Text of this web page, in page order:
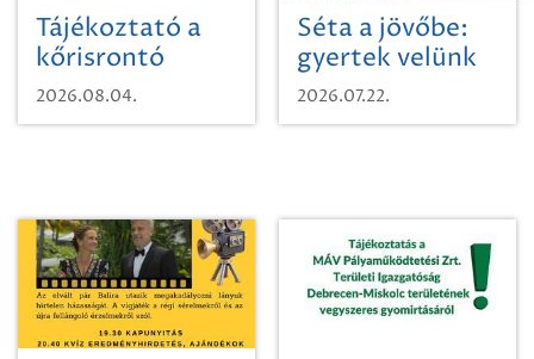
Tájékoztató a
kőrisrontó
karcsúdíszbogárról
2026.08.04.
Séta a jövőbe:
gyertek velünk
egy városi
időutazásra!
2026.07.22.